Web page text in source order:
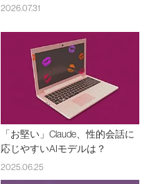
2026.07.31
「お堅い」Claude、性的会話に
応じやすいAIモデルは？
2025.06.25